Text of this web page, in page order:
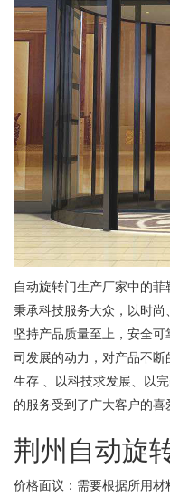
自动旋转门生产厂家中的
秉承科技服务大众，以时尚
坚持产品质量至上，安全
司发展的动力，对产品不
生存 、以科技求发展、以
的服务受到了广大客户的喜
荆州自动旋
价格面议：需要根据所用